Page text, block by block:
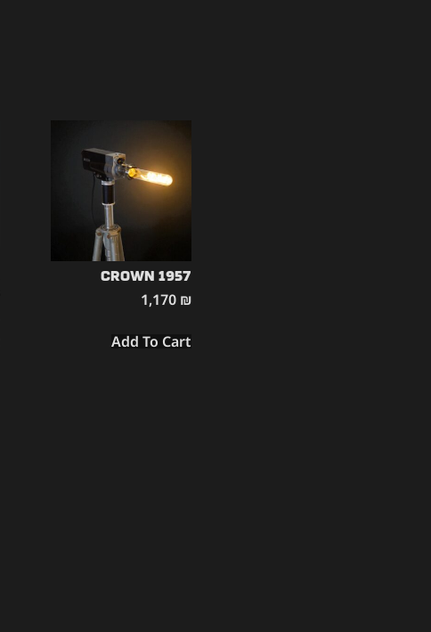
CROWN 1957
1,170 ₪
Add To Cart